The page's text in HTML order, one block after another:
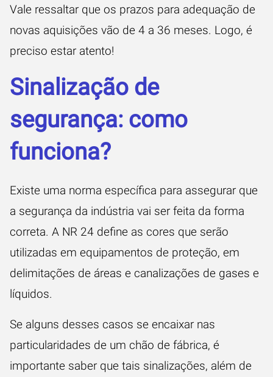
Vale ressaltar que os prazos para adequação de
novas aquisições vão de 4 a 36 meses. Logo, é
preciso estar atento!
Sinalização de
segurança: como
funciona?
Existe uma norma específica para assegurar que
a segurança da indústria vai ser feita da forma
correta. A NR 24 define as cores que serão
utilizadas em equipamentos de proteção, em
delimitações de áreas e canalizações de gases e
líquidos.
Se alguns desses casos se encaixar nas
particularidades de um chão de fábrica, é
importante saber que tais sinalizações, além de